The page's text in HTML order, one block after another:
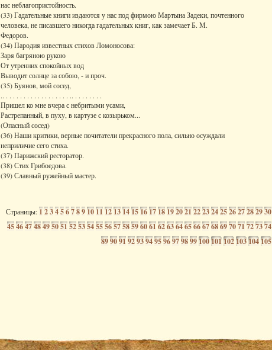
нас неблагопристойность.
(33) Гадательные книги издаются у нас под фирмою Мартына Задеки, почтенного
человека, не писавшего никогда гадательных книг, как замечает Б. М.
Федоров.
(34) Пародия известных стихов Ломоносова:
Заря багряною рукою
От утренних спокойных вод
Выводит солнце за собою, - и проч.
(35) Буянов, мой сосед,
.. . . . . . . . . . . . . . . . . . . .. . . . . . . . .
Пришел ко мне вчера с небритыми усами,
Растрепанный, в пуху, в картузе с козырьком...
(Опасный сосед)
(36) Наши критики, верные почитатели прекрасного пола, сильно осуждали
неприличие сего стиха.
(37) Парижский ресторатор.
(38) Стих Грибоедова.
(39) Славный ружейный мастер.
Страницы:1 23456789101112131415161718192021222324252627282930
454647484950515253545556575859606162636465666768697071727374
8990919293949596979899100101102103104105